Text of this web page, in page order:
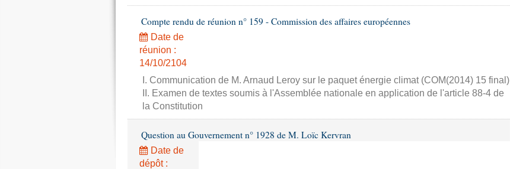
Compte rendu de réunion n° 159 - Commission des affaires européennes
Date de
réunion :
14/10/2104
I. Communication de M. Arnaud Leroy sur le paquet énergie climat (COM(2014) 15 final)
II. Examen de textes soumis à l'Assemblée nationale en application de l'article 88-4 de
la Constitution
Question au Gouvernement n° 1928 de M. Loïc Kervran
Date de
dépôt :